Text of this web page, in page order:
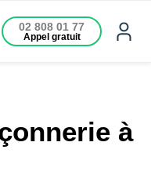
02 808 01 77
Appel gratuit
à